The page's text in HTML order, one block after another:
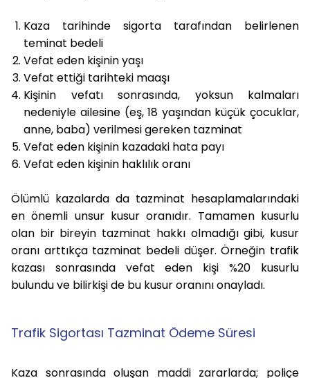
Kaza tarihinde sigorta tarafından belirlenen
teminat bedeli
Vefat eden kişinin yaşı
Vefat ettiği tarihteki maaşı
Kişinin vefatı sonrasında, yoksun kalmaları
nedeniyle ailesine (eş, 18 yaşından küçük çocuklar,
anne, baba) verilmesi gereken tazminat
Vefat eden kişinin kazadaki hata payı
Vefat eden kişinin haklılık oranı
Ölümlü kazalarda da tazminat hesaplamalarındaki
en önemli unsur kusur oranıdır. Tamamen kusurlu
olan bir bireyin tazminat hakkı olmadığı gibi, kusur
oranı arttıkça tazminat bedeli düşer. Örneğin trafik
kazası sonrasında vefat eden kişi %20 kusurlu
bulundu ve bilirkişi de bu kusur oranını onayladı.
Trafik Sigortası Tazminat Ödeme Süresi
Kaza sonrasında oluşan maddi zararlarda; poliçe